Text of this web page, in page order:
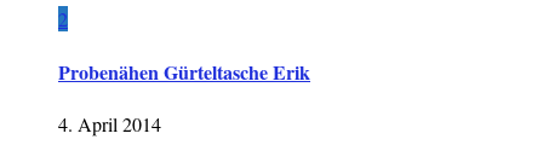
2
Probenähen Gürteltasche Erik
4. April 2014